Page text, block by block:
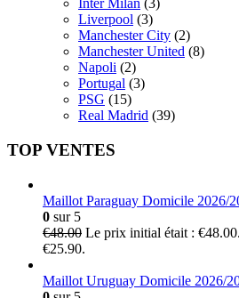
Inter Milan (3)
Liverpool (3)
Manchester City (2)
Manchester United (8)
Napoli (2)
Portugal (3)
PSG (15)
Real Madrid (39)
TOP VENTES
Maillot Paraguay Domicile 2026/
0 sur 5
€48.00 Le prix initial était : €48.00.
€25.90.
Maillot Uruguay Domicile 2026/